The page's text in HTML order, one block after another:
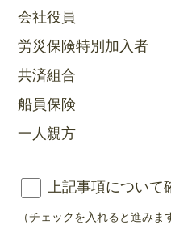
会社役員
労災保険特別加入者
共済組合
船員保険
一人親方
上記事項について
（チェックを入れると進みま